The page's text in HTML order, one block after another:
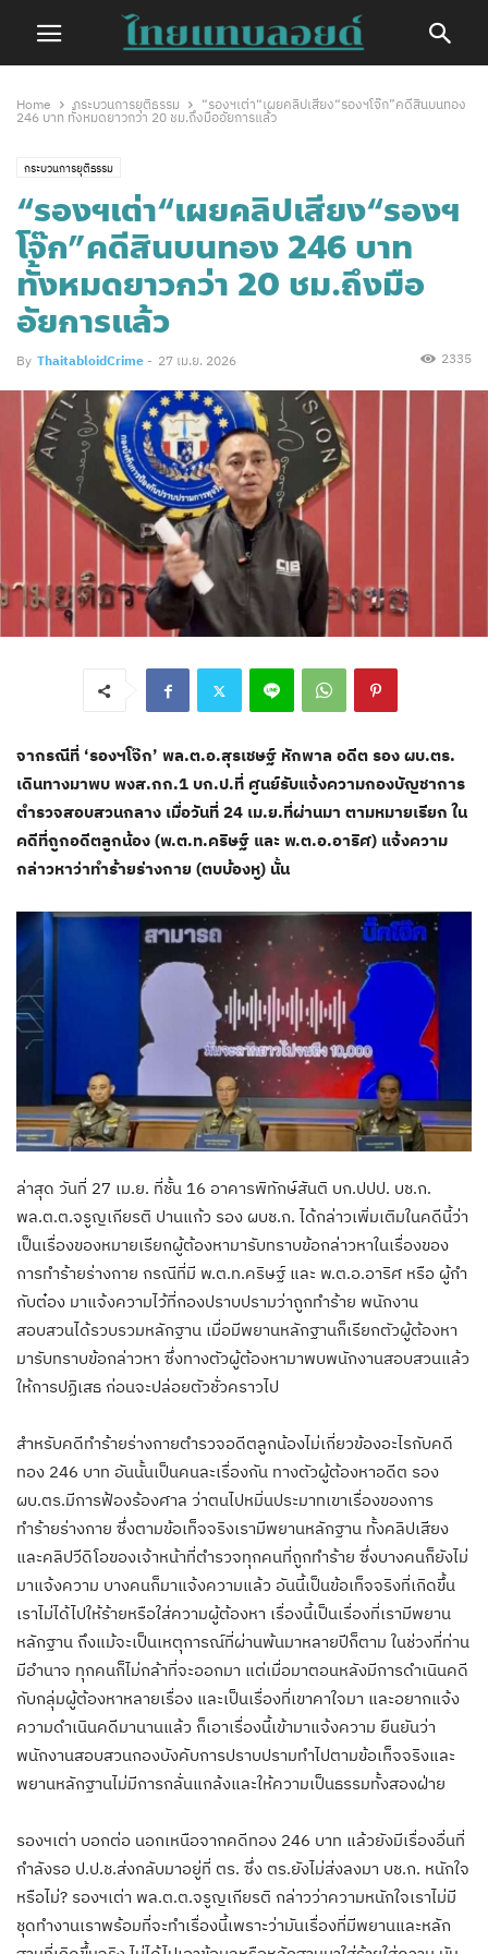
Home กระบวนการยุติธรรม
“รองฯเต่า“เผยคลิปเสียง“รองฯโจ๊ก”คดีสินบนทอง
246 บาท ทั้งหมดยาวกว่า 20 ชม.ถึงมืออัยการแล้ว
กระบวนการยุติธรรม
“รองฯเต่า“เผยคลิปเสียง“รองฯ
โจ๊ก”คดีสินบนทอง 246 บาท
ทั้งหมดยาวกว่า 20 ชม.ถึงมือ
อัยการแล้ว
By ThaitabloidCrime - 27 เม.ย. 2026 2335
จากรณีที่ ‘รองฯโจ๊ก’ พล.ต.อ.สุรเชษฐ์ หักพาล อดีต รอง ผบ.ตร.
เดินทางมาพบ พงส.กก.1 บก.ป.ที่ ศูนย์รับแจ้งความกองบัญชาการ
ตำรวจสอบสวนกลาง เมื่อวันที่ 24 เม.ย.ที่ผ่านมา ตามหมายเรียก ใน
คดีที่ถูกอดีตลูกน้อง (พ.ต.ท.คริษฐ์ และ พ.ต.อ.อาริศ) แจ้งความ
กล่าวหาว่าทำร้ายร่างกาย (ตบบ้องหู) นั้น
ล่าสุด วันที่ 27 เม.ย. ที่ชั้น 16 อาคารพิทักษ์สันติ บก.ปปป. บช.ก.
พล.ต.ต.จรูญเกียรติ ปานแก้ว รอง ผบช.ก. ได้กล่าวเพิ่มเติมในคดีนี้ว่า
เป็นเรื่องของหมายเรียกผู้ต้องหามารับทราบข้อกล่าวหาในเรื่องของ
การทำร้ายร่างกาย กรณีที่มี พ.ต.ท.คริษฐ์ และ พ.ต.อ.อาริศ หรือ ผู้กำ
กับต๋อง มาแจ้งความไว้ที่กองปราบปรามว่าถูกทำร้าย พนักงาน
สอบสวนได้รวบรวมหลักฐาน เมื่อมีพยานหลักฐานก็เรียกตัวผู้ต้องหา
มารับทราบข้อกล่าวหา ซึ่งทางตัวผู้ต้องหามาพบพนักงานสอบสวนแล้ว
ให้การปฏิเสธ ก่อนจะปล่อยตัวชั่วคราวไป
สำหรับคดีทำร้ายร่างกายตำรวจอดีตลูกน้องไม่เกี่ยวข้องอะไรกับคดี
ทอง 246 บาท อันนั้นเป็นคนละเรื่องกัน ทางตัวผู้ต้องหาอดีต รอง
ผบ.ตร.มีการฟ้องร้องศาล ว่าตนไปหมิ่นประมาทเขาเรื่องของการ
ทำร้ายร่างกาย ซึ่งตามข้อเท็จจริงเรามีพยานหลักฐาน ทั้งคลิปเสียง
และคลิปวีดิโอของเจ้าหน้าที่ตำรวจทุกคนที่ถูกทำร้าย ซึ่งบางคนก็ยังไม่
มาแจ้งความ บางคนก็มาแจ้งความแล้ว อันนี้เป็นข้อเท็จจริงที่เกิดขึ้น
เราไม่ได้ไปให้ร้ายหรือใส่ความผู้ต้องหา เรื่องนี้เป็นเรื่องที่เรามีพยาน
หลักฐาน ถึงแม้จะเป็นเหตุการณ์ที่ผ่านพ้นมาหลายปีก็ตาม ในช่วงที่ท่าน
มีอำนาจ ทุกคนก็ไม่กล้าที่จะออกมา แต่เมื่อมาตอนหลังมีการดำเนินคดี
กับกลุ่มผู้ต้องหาหลายเรื่อง และเป็นเรื่องที่เขาคาใจมา และอยากแจ้ง
ความดำเนินคดีมานานแล้ว ก็เอาเรื่องนี้เข้ามาแจ้งความ ยืนยันว่า
พนักงานสอบสวนกองบังคับการปราบปรามทำไปตามข้อเท็จจริงและ
พยานหลักฐานไม่มีการกลั่นแกล้งและให้ความเป็นธรรมทั้งสองฝ่าย
รองฯเต่า บอกต่อ นอกเหนือจากคดีทอง 246 บาท แล้วยังมีเรื่องอื่นที่
กำลังรอ ป.ป.ช.ส่งกลับมาอยู่ที่ ตร. ซึ่ง ตร.ยังไม่ส่งลงมา บช.ก. หนักใจ
หรือไม่? รองฯเต่า พล.ต.ต.จรูญเกียรติ กล่าวว่าความหนักใจเราไม่มี
ชุดทำงานเราพร้อมที่จะทำเรื่องนี้เพราะว่ามันเรื่องที่มีพยานและหลัก